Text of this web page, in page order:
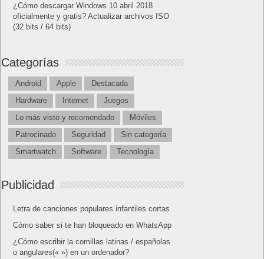
¿Cómo descargar Windows 10 abril 2018
oficialmente y gratis? Actualizar archivos ISO
(32 bits / 64 bits)
Categorías
Android Apple
Destacada
Hardware
Internet
Juegos
Lo más visto y recomendado
Móviles
Patrocinado
Seguridad
Sin categoría
Smartwatch
Software Tecnología
Publicidad
Letra de canciones populares infantiles cortas
Cómo saber si te han bloqueado en WhatsApp
¿Cómo escribir la comillas latinas / españolas
o angulares(« ») en un ordenador?